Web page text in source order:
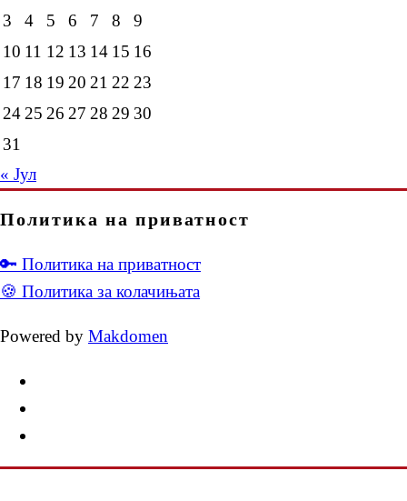
3
4 5 6 7 8
9
10 11 12 13 14 15 16
17 18 19 20 21 22 23
24 25 26 27 28 29 30
31
« Јул
Политика на приватност
🔑 Политика на приватност
🍪 Политика за колачињата
Powered by Makdomen